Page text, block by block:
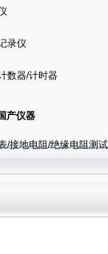
录仪
数器/计时器
产仪器
/接地电阻/绝缘电阻测